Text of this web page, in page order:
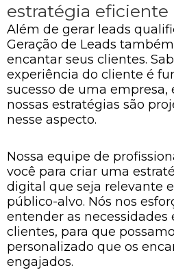
estratégia eficiente
Além de gerar leads
Geração de Leads
encantar seus clientes.
experiência do cliente é
sucesso de uma empresa,
nossas estratégias são
nesse aspecto.
Nossa equipe de
você para criar uma
digital que seja relevante
público-alvo. Nós nos
entender as necessidades
clientes, para que
personalizado que os
engajados.